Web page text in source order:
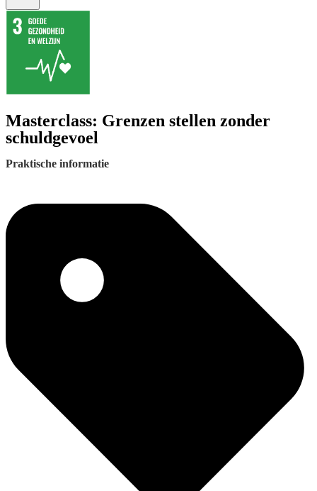
Masterclass: Grenzen stellen zonder
schuldgevoel
Praktische informatie